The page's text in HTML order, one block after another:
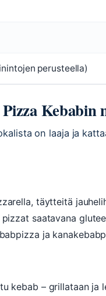
perusteella)
Kebabin
on laaja ja
täytteitä
saatavana
ja
kebab – grillataan ja